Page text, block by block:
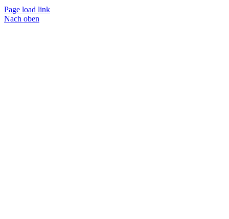
Page load link
Nach oben